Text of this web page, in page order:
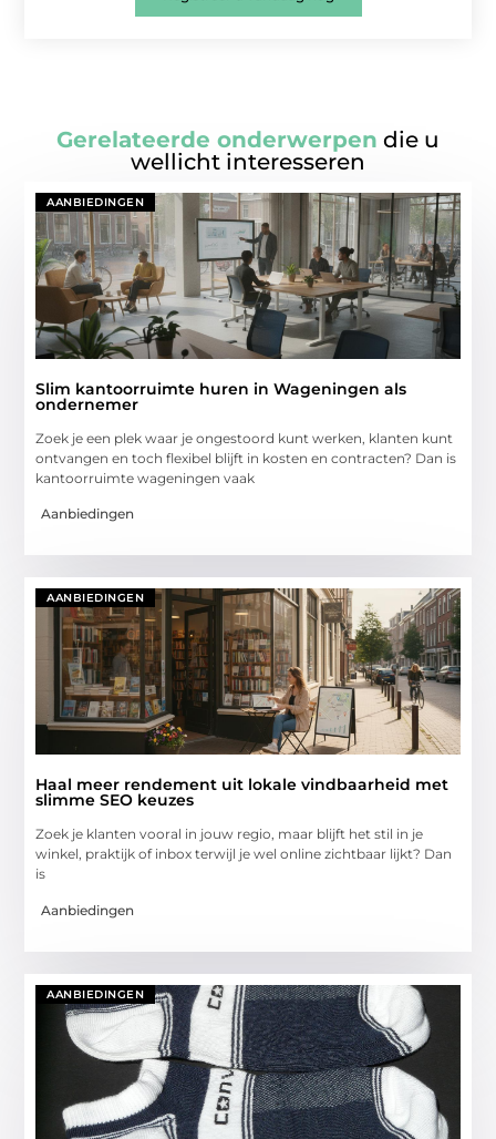
Gerelateerde onderwerpen die u
wellicht interesseren
AANBIEDINGEN
Slim kantoorruimte huren in Wageningen als
ondernemer
Zoek je een plek waar je ongestoord kunt werken, klanten kunt
ontvangen en toch flexibel blijft in kosten en contracten? Dan is
kantoorruimte wageningen vaak
Aanbiedingen
AANBIEDINGEN
Haal meer rendement uit lokale vindbaarheid met
slimme SEO keuzes
Zoek je klanten vooral in jouw regio, maar blijft het stil in je
winkel, praktijk of inbox terwijl je wel online zichtbaar lijkt? Dan
is
Aanbiedingen
AANBIEDINGEN